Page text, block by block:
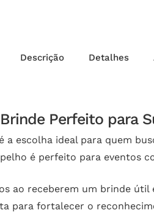
Descrição Detalhes
Perfeito para
a escolha ideal para quem
é perfeito para eventos
ao receberem um brinde
para fortalecer o